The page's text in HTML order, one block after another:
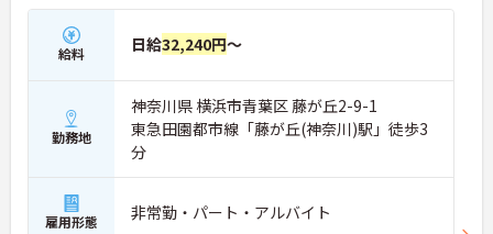
給料 日給32,240円～
勤務地
神奈川県 横浜市青葉区 藤が丘2-9-1
東急田園都市線「藤が丘(神奈川)駅」徒歩3
分
雇用形態 非常勤・パート・アルバイト